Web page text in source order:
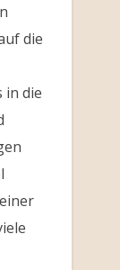
die
in die